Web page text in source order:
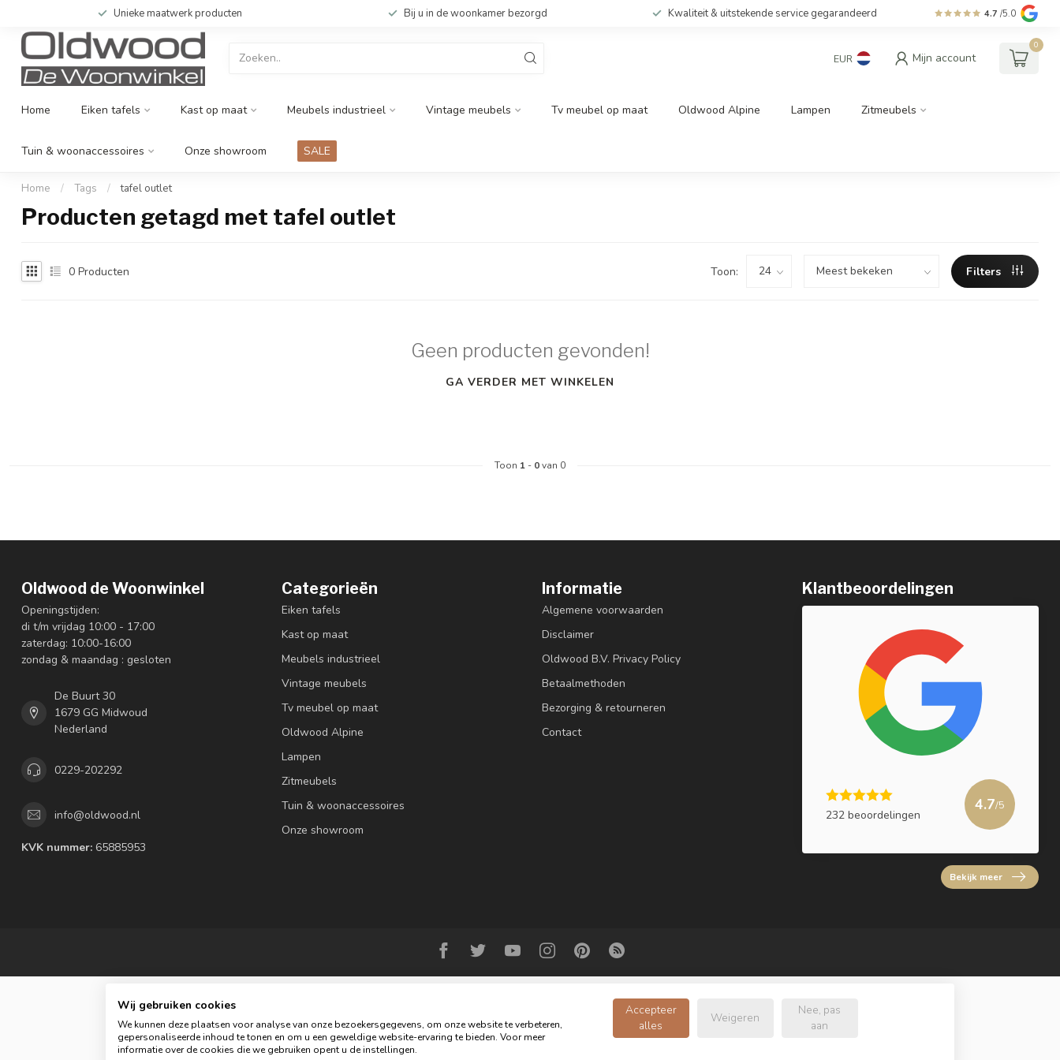
Unieke maatwerk producten Bij u in de woonkamer bezorgd Kwaliteit & uitstekende service gegarandeerd 4.7 /5.0
EUR Mijn account
0
Home Eiken tafels Kast op maat Meubels industrieel Vintage meubels Tv meubel op maat Oldwood Alpine Lampen Zitmeubels
Tuin & woonaccessoires Onze showroom SALE
Home / Tags / tafel outlet
Producten getagd met tafel outlet
0 Producten Toon: Filters
Geen producten gevonden!
GA VERDER MET WINKELEN
Toon 1 - 0van 0
Oldwood de Woonwinkel
Openingstijden:
di t/m vrijdag 10:00 - 17:00
zaterdag: 10:00-16:00
zondag & maandag : gesloten
De Buurt 30
1679 GG Midwoud
Nederland
0229-202292
info@oldwood.nl
KVK nummer: 65885953
Categorieën
Eiken tafels
Kast op maat
Meubels industrieel
Vintage meubels
Tv meubel op maat
Oldwood Alpine
Lampen
Zitmeubels
Tuin & woonaccessoires
Onze showroom
Informatie
Algemene voorwaarden
Disclaimer
Oldwood B.V. Privacy Policy
Betaalmethoden
Bezorging & retourneren
Contact
Klantbeoordelingen
232 beoordelingen
4.7/5
Bekijk meer
© Copyright 2026 Oldwood de Woonwinkel - Powered by
Wij gebruiken cookies
We kunnen deze plaatsen voor analyse van onze bezoekersgegevens, om onze website te verbeteren,
gepersonaliseerde inhoud te tonen en om u een geweldige website-ervaring te bieden. Voor meer
informatie over de cookies die we gebruiken opent u de instellingen.
Accepteer
alles
Weigeren
Nee, pas
aan